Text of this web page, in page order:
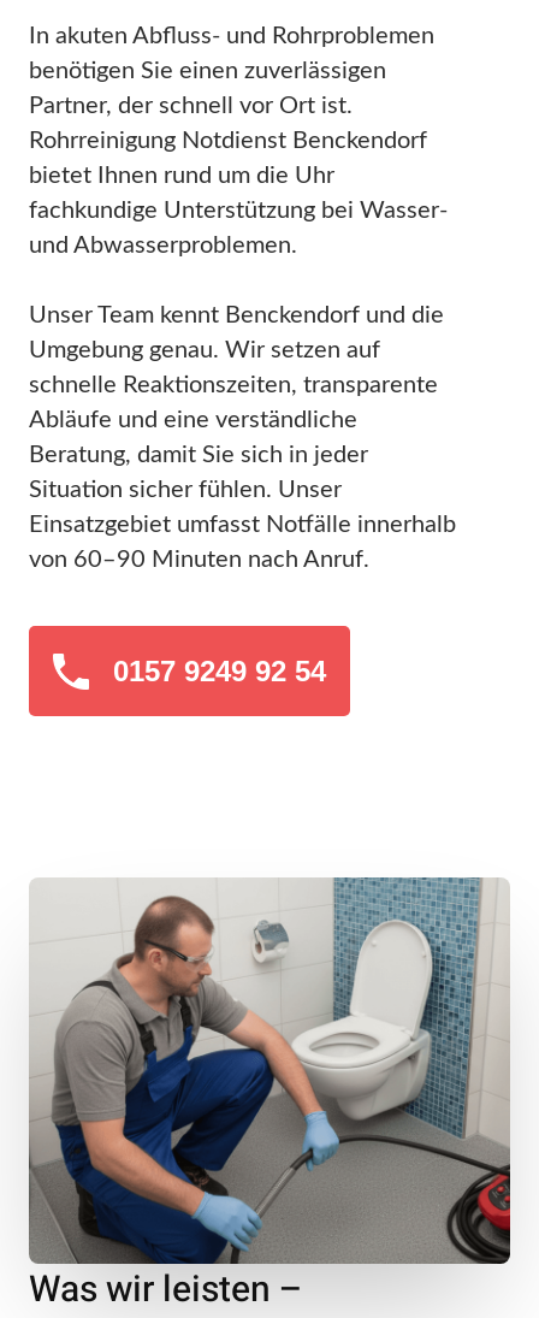
In akuten Abfluss- und Rohrproblemen
benötigen Sie einen zuverlässigen
Partner, der schnell vor Ort ist.
Rohrreinigung Notdienst Benckendorf
bietet Ihnen rund um die Uhr
fachkundige Unterstützung bei Wasser-
und Abwasserproblemen.
Unser Team kennt Benckendorf und die
Umgebung genau. Wir setzen auf
schnelle Reaktionszeiten, transparente
Abläufe und eine verständliche
Beratung, damit Sie sich in jeder
Situation sicher fühlen. Unser
Einsatzgebiet umfasst Notfälle innerhalb
von 60–90 Minuten nach Anruf.
0157 9249 92 54
Was wir leisten –